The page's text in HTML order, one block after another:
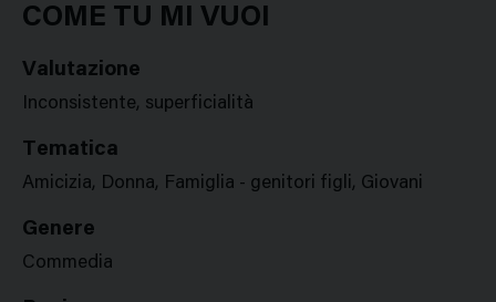
Plus
COME TU MI VUOI
Valutazione
Inconsistente, superficialità
Tematica
Amicizia, Donna, Famiglia - genitori figli, Giovani
Genere
Commedia